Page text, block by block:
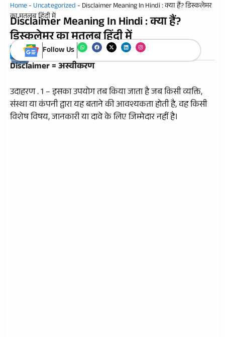
Home- Uncategorized- Disclaimer Meaning In Hindi : क्या हैं? डिस्कलेमर
का मतलब हिंदी में
Disclaimer Meaning In Hindi : क्या हैं?
डिस्कलेमर का मतलब हिंदी में
Rajan Pandey
Published on: 7 November 2024
Follow Us
Disclaimer = अस्वीकरण
उदाहरण . 1 – इसका उपयोग तब किया जाता है जब किसी व्यक्ति,
संस्था या कंपनी द्वारा यह बताने की आवश्यकता होती है, वह किसी
विशेष विषय, जानकारी या दावे के लिए जिम्मेदार नहीं है।